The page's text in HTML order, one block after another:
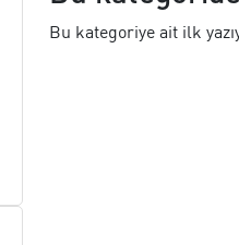
Bu kategoriye ait ilk